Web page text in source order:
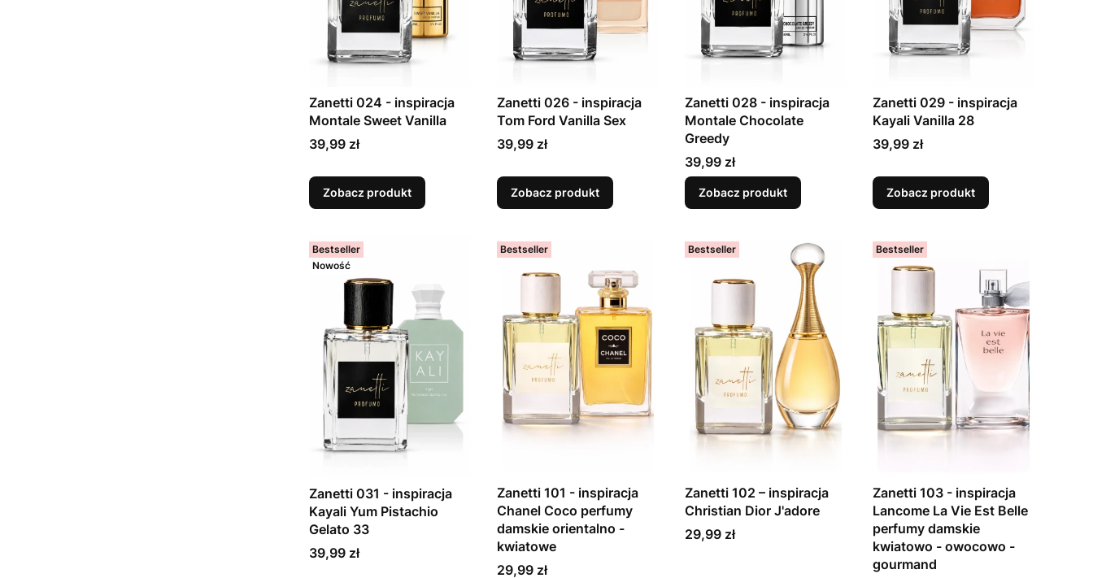
Zanetti 024 - inspiracja
Montale Sweet Vanilla
Cena
39,99 zł
Zobacz produkt
Zanetti 026 - inspiracja
Tom Ford Vanilla Sex
Cena
39,99 zł
Zobacz produkt
Zanetti 028 - inspiracja
Montale Chocolate
Greedy
Cena
39,99 zł
Zobacz produkt
Zanetti 029 - inspiracja
Kayali Vanilla 28
Cena
39,99 zł
Zobacz produkt
Bestseller
Nowość
Zanetti 031 - inspiracja
Kayali Yum Pistachio
Gelato 33
Cena
39,99 zł
Bestseller
Zanetti 101 - inspiracja
Chanel Coco perfumy
damskie orientalno -
kwiatowe
Cena
29,99 zł
Bestseller
Zanetti 102 – inspiracja
Christian Dior J'adore
Cena
29,99 zł
Bestseller
Zanetti 103 - inspiracja
Lancome La Vie Est Belle
perfumy damskie
kwiatowo - owocowo -
gourmand